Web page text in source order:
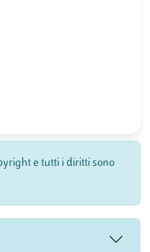
e tutti i diritti sono